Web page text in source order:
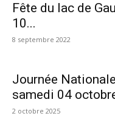
Fête du lac de
10...
8 septembre 2022
Journée
samedi 04
2 octobre 2025